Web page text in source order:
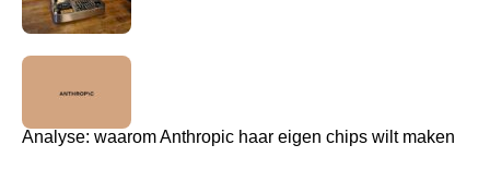
Analyse: waarom Anthropic haar eigen chips wilt maken